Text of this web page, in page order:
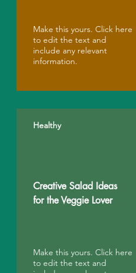
Make this yours. Click here
to edit the text and
include any relevant
information.
Healthy
Creative Salad Ideas
for the Veggie Lover
Make this yours. Click here
to edit the text and